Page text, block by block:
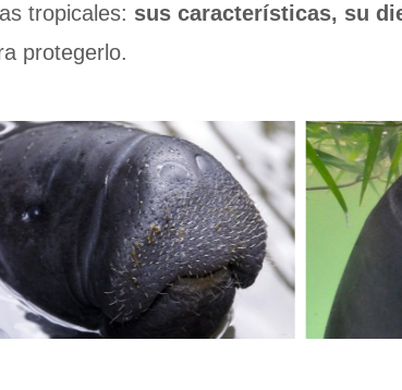
tropicales: sus características, su
protegerlo.